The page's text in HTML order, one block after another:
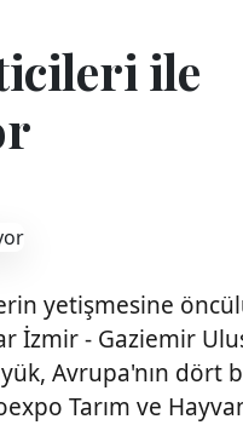
ile
yetişmesine
İzmir - Gaziemir
Avrupa'nın dört
Tarım ve